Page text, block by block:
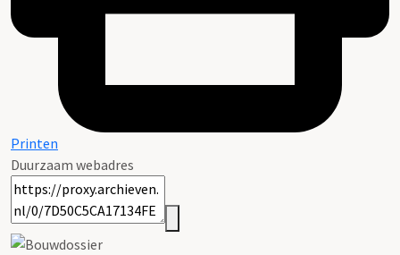
Printen
Duurzaam webadres